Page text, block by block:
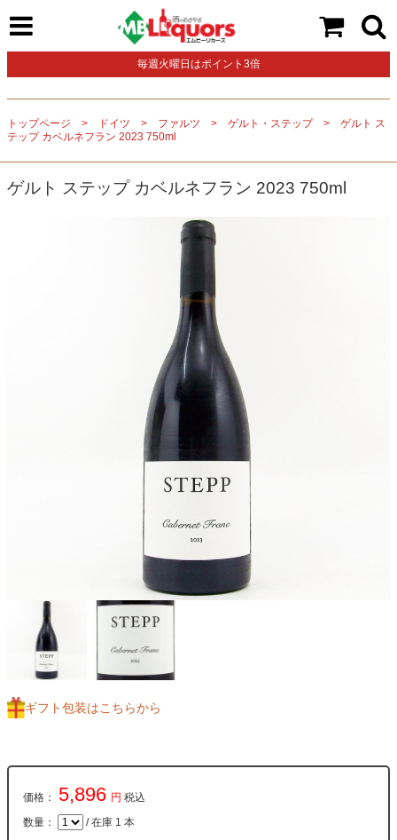
毎週火曜日はポイント3倍
トップページ ドイツ ファルツ ゲルト・ステップ
ゲルト ス
テップ カベルネフラン 2023 750ml
ゲルト ステップ カベルネフラン 2023 750ml
ギフト包装はこちらから
価格： 5,896 円 税込
数量： / 在庫 1 本